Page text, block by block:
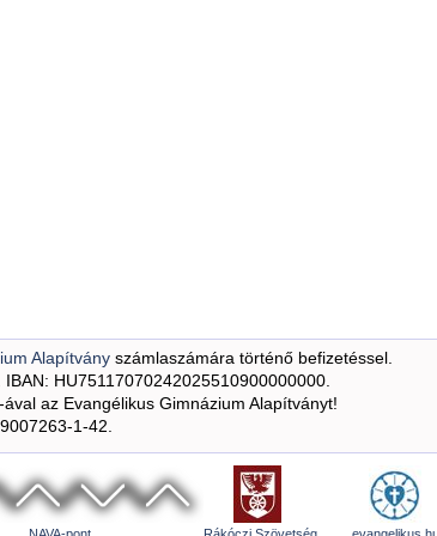
Alapítványszámlaszámára történő befizetéssel.
HU75117070242025510900000000.
az Evangélikus Gimnázium Alapítványt!
1-42.